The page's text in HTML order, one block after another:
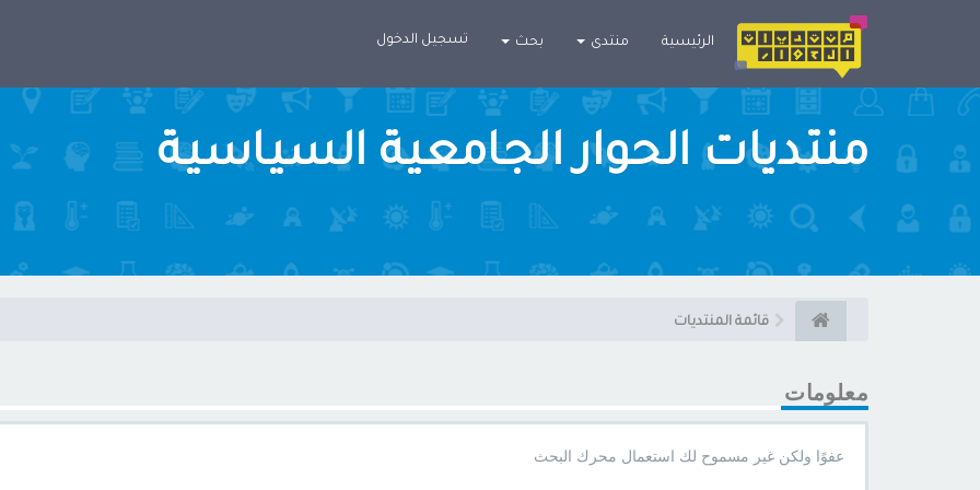
الرئيسية منتدى بحث تسجيل الدخول
منتديات الحوار الجامعية السياسية
قائمة المنتديات
معلومات
عفوًا ولكن غير مسموح لك استعمال محرك البحث